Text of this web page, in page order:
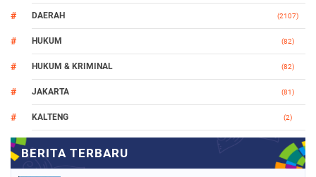
DAERAH (2107)
HUKUM (82)
HUKUM & KRIMINAL (82)
JAKARTA (81)
KALTENG (2)
(147)
NASIONAL (1021)